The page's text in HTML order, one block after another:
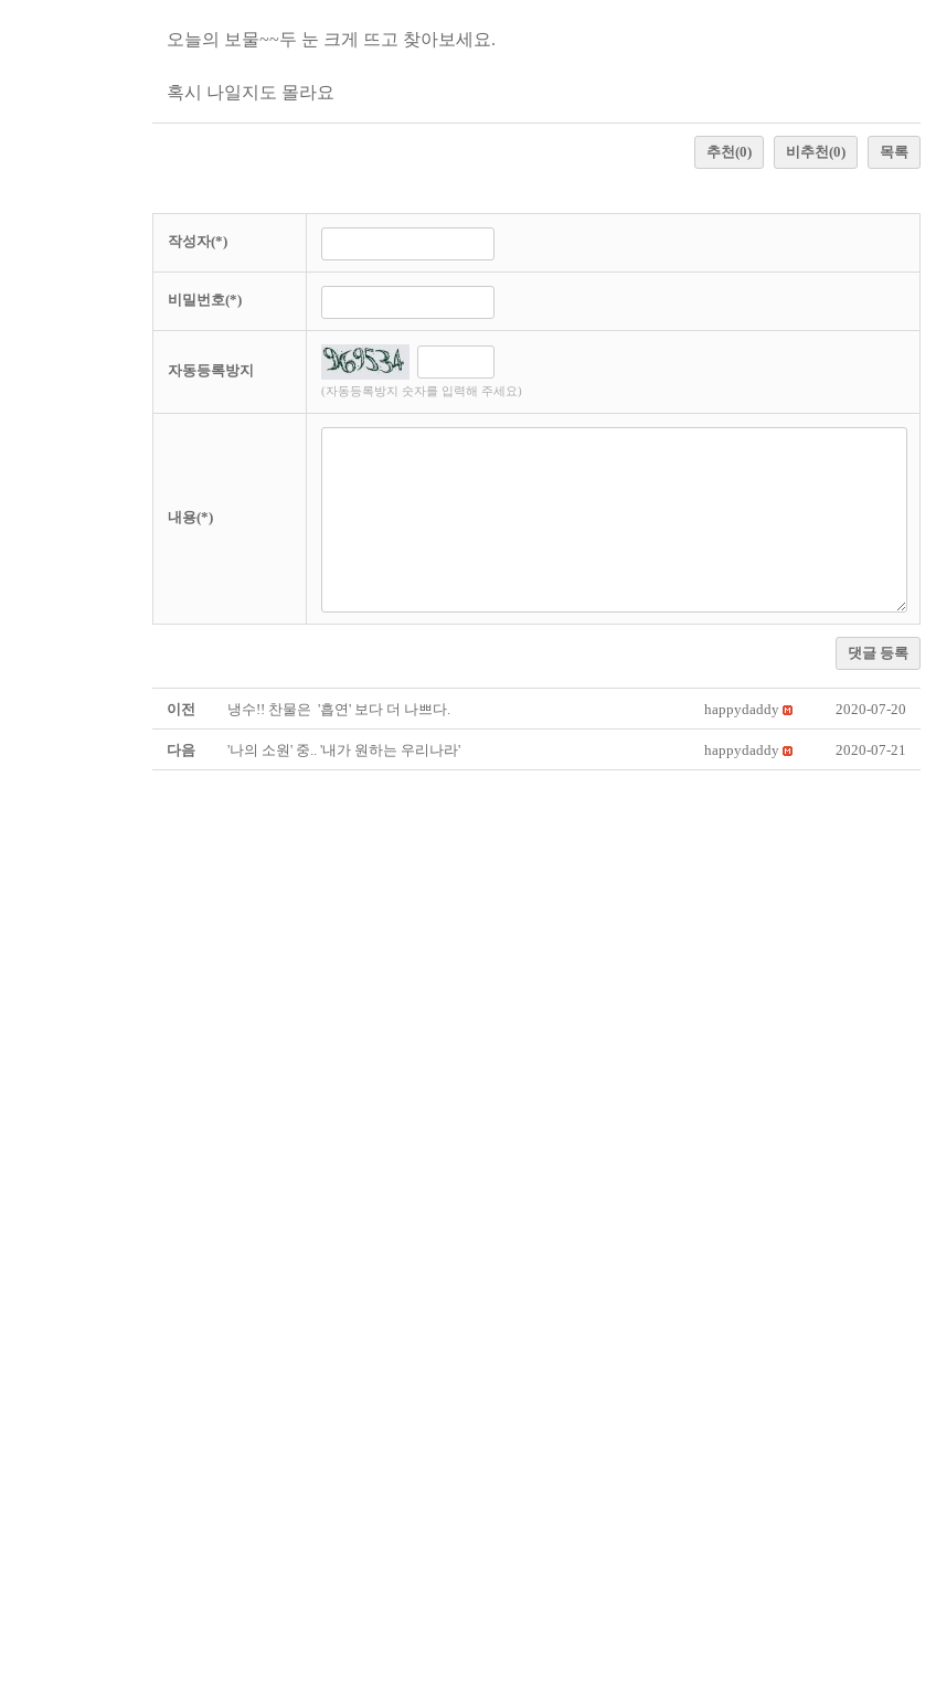
오늘의 보물~~두 눈 크게 뜨고 찾아보세요.
혹시 나일지도 몰라요
추천(0) 비추천(0) 목록
작성자(*)
비밀번호(*)
자동등록방지
(자동등록방지 숫자를 입력해 주세요)
내용(*)
댓글 등록
이전 냉수!! 찬물은 '흡연' 보다 더 나쁘다. happydaddy 2020-07-20
다음 '나의 소원' 중.. '내가 원하는 우리나라' happydaddy 2020-07-21